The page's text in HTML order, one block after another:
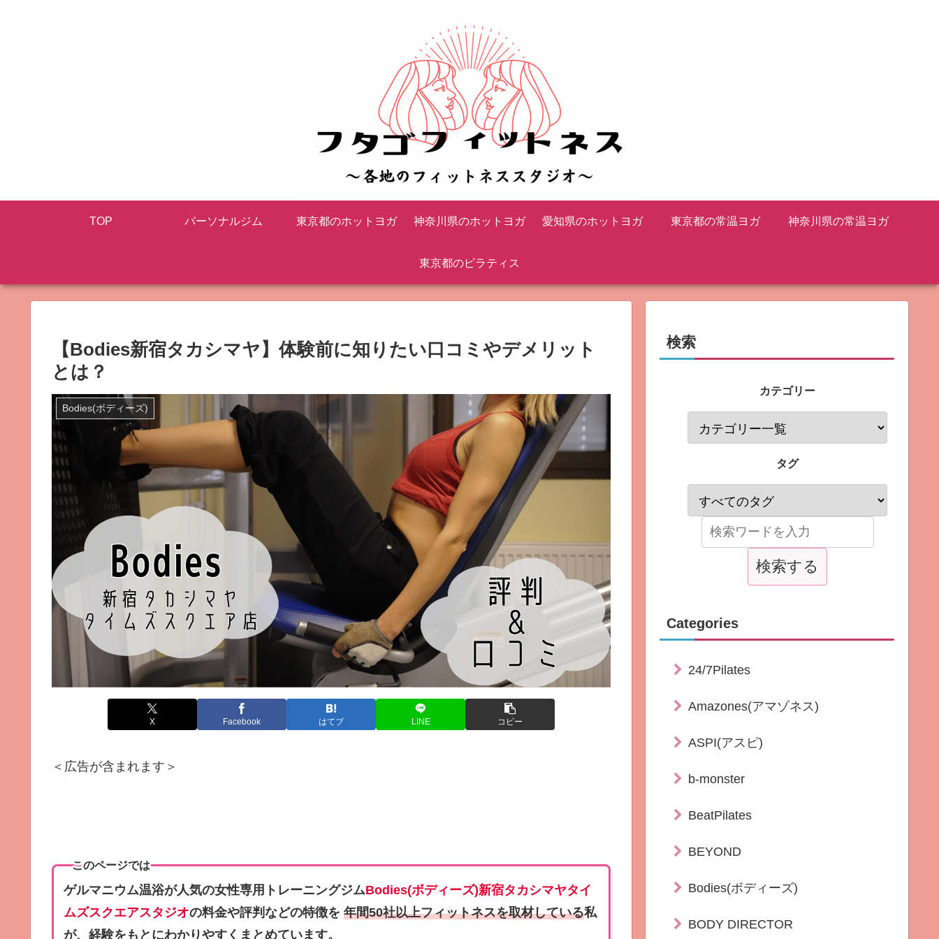
TOP パーソナルジム 東京都のホットヨガ 神奈川県のホットヨガ 愛知県のホットヨガ 東京都の常温ヨガ 神奈川県の常温ヨガ
東京都のピラティス
【Bodies新宿タカシマヤ】体験前に知りたい口コミやデメリット
とは？
Bodies(ボディーズ)
X Facebook はてブ LINE コピー
＜広告が含まれます＞
このページでは
ゲルマニウム温浴が人気の女性専用トレーニングジムBodies(ボディーズ)新宿タカシマヤタイ
ムズスクエアスタジオの料金や評判などの特徴を年間50社以上フィットネスを取材している私
が、経験をもとにわかりやすくまとめています。
検索
カテゴリー
タグ
Categories
24/7Pilates
Amazones(アマゾネス)
ASPI(アスピ)
b-monster
BeatPilates
BEYOND
Bodies(ボディーズ)
BODY DIRECTOR